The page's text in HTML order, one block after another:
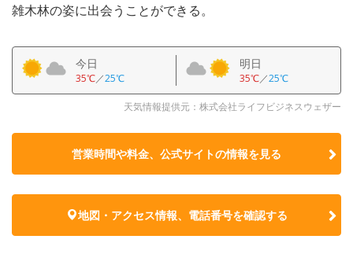
雑木林の姿に出会うことができる。
今日
35℃／25℃
明日
35℃／25℃
天気情報提供元：株式会社ライフビジネスウェザー
営業時間や料金、公式サイトの情報を見る
地図・アクセス情報、電話番号を確認する